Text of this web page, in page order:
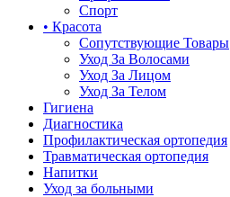
Спорт
• Красота
Сопутствующие Товары
Уход За Волосами
Уход За Лицом
Уход За Телом
Гигиена
Диагностика
Профилактическая ортопедия
Травматическая ортопедия
Напитки
Уход за больными